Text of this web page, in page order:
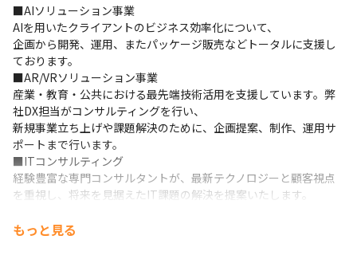
■AIソリューション事業
AIを用いたクライアントのビジネス効率化について、
企画から開発、運用、またパッケージ販売などトータルに支援し
ております。
■AR/VRソリューション事業
産業・教育・公共における最先端技術活用を支援しています。弊
社DX担当がコンサルティングを行い、
新規事業立ち上げや課題解決のために、企画提案、制作、運用サ
ポートまで行います。
■ITコンサルティング
経験豊富な専門コンサルタントが、最新テクノロジーと顧客視点
を重視し、将来を見据えたIT課題の解決を提案いたします。
もっと見る